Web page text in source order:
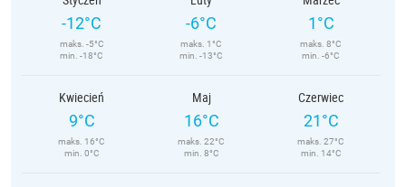
-12°C
maks. -5°C
min. -18°C
-6°C
maks. 1°C
min. -13°C
1°C
maks. 8°C
min. -6°C
Kwiecień
9°C
maks. 16°C
min. 0°C
Maj
16°C
maks. 22°C
min. 8°C
Czerwiec
21°C
maks. 27°C
min. 14°C